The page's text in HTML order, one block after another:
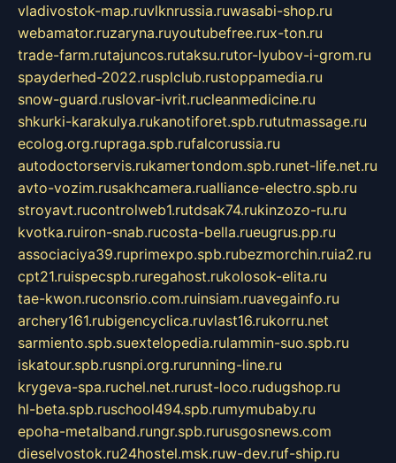
vladivostok-map.ruvlknrussia.ruwasabi-shop.ru
webamator.ruzaryna.ruyoutubefree.rux-ton.ru
trade-farm.rutajuncos.rutaksu.rutor-lyubov-i-grom.ru
spayderhed-2022.rusplclub.rustoppamedia.ru
snow-guard.ruslovar-ivrit.rucleanmedicine.ru
shkurki-karakulya.rukanotiforet.spb.rututmassage.ru
ecolog.org.rupraga.spb.rufalcorussia.ru
autodoctorservis.rukamertondom.spb.runet-life.net.ru
avto-vozim.rusakhcamera.rualliance-electro.spb.ru
stroyavt.rucontrolweb1.rutdsak74.rukinzozo-ru.ru
kvotka.ruiron-snab.rucosta-bella.rueugrus.pp.ru
associaciya39.ruprimexpo.spb.rubezmorchin.ruia2.ru
cpt21.ruispecspb.ruregahost.rukolosok-elita.ru
tae-kwon.ruconsrio.com.ruinsiam.ruavegainfo.ru
archery161.rubigencyclica.ruvlast16.rukorru.net
sarmiento.spb.suextelopedia.rulammin-suo.spb.ru
iskatour.spb.rusnpi.org.rurunning-line.ru
krygeva-spa.ruchel.net.rurust-loco.rudugshop.ru
hl-beta.spb.ruschool494.spb.rumymubaby.ru
epoha-metalband.rungr.spb.rurusgosnews.com
dieselvostok.ru24hostel.msk.ruw-dev.ruf-ship.ru